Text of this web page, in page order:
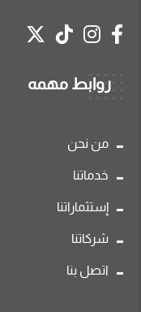
روابط مهمه
من نحن
خدماتنا
إستثماراتنا
شركاتنا
اتصل بنا